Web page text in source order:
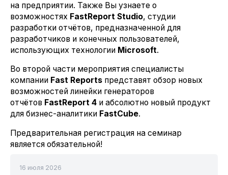
на предприятии. Также Вы узнаете о
возможностях FastReport Studio, студии
разработки отчётов, предназначенной для
разработчиков и конечных пользователей,
использующих технологии Microsoft.
Во второй части мероприятия специалисты
компании Fast Reports представят обзор новых
возможностей линейки генераторов
отчётов FastReport 4 и абсолютно новый продукт
для бизнес-аналитики FastCube.
Предварительная регистрация на семинар
является обязательной!
16 июля 2026